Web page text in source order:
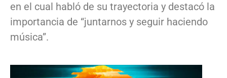
en el cual habló de su trayectoria y destacó la
importancia de “juntarnos y seguir haciendo
música”.